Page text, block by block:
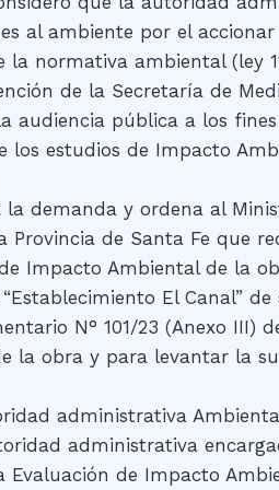
al ambiente por el
normativa ambiental (ley
de la Secretaría de
audiencia pública a los
los estudios de Impacto
la demanda y ordena al
Provincia de Santa Fe que
Impacto Ambiental de la
El Canal”
N° 101/23 (Anexo III)
la obra y para levantar la
administrativa
administrativa
de Impacto